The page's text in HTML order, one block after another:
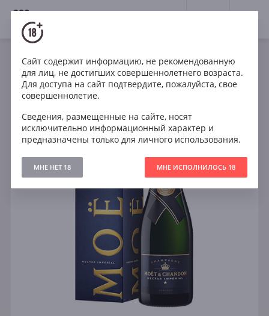
18+
Игристое
Франция
Moet & Chandon Nectar Imperial in gift box
Сайт содержит информацию, не рекомендованную
для лиц, не достигших совершеннолетнего возраста.
Для доступа на сайт подтвердите, пожалуйста, свое
совершеннолетие.
Сведения, размещенные на сайте, носят
исключительно информационный характер и
предназначены только для личного использования.
МНЕ НЕТ 18 МНЕ ИСПОЛНИЛОСЬ 18